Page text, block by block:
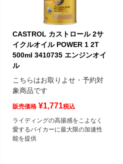
CASTROL カストロール 2サ
イクルオイル POWER 1 2T
500ml 3410735 エンジンオイ
ル
こちらはお取りよせ・予約対
象商品です
販売価格 ¥1,771税込
ライディングの高揚感をこよなく
愛するバイカーに最大限の加速性
能を提供